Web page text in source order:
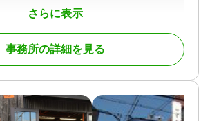
さらに表示
日9:00～18:00 土日祝は事前予約で
事務所の詳細を見る